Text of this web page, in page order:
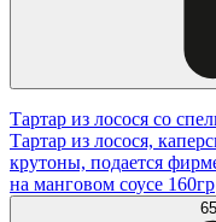
Тартар из лосося со
Тартар из лосося,
крутоны, подается
на манговом соусе 160гр